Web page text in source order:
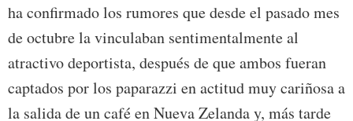
ha confirmado los rumores que desde el pasado mes
de octubre la vinculaban sentimentalmente al
atractivo deportista, después de que ambos fueran
captados por los paparazzi en actitud muy cariñosa a
la salida de un café en Nueva Zelanda y, más tarde